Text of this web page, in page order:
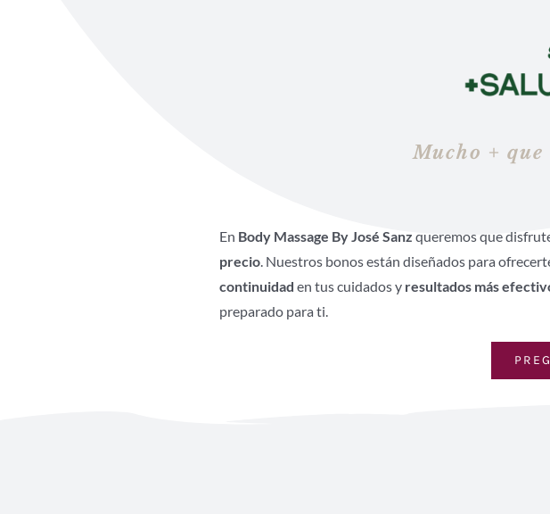
Mucho +
En Body Massage By José Sanz queremos que
precio. Nuestros bonos están diseñados para
continuidad en tus cuidados y resultados más
preparado para ti.